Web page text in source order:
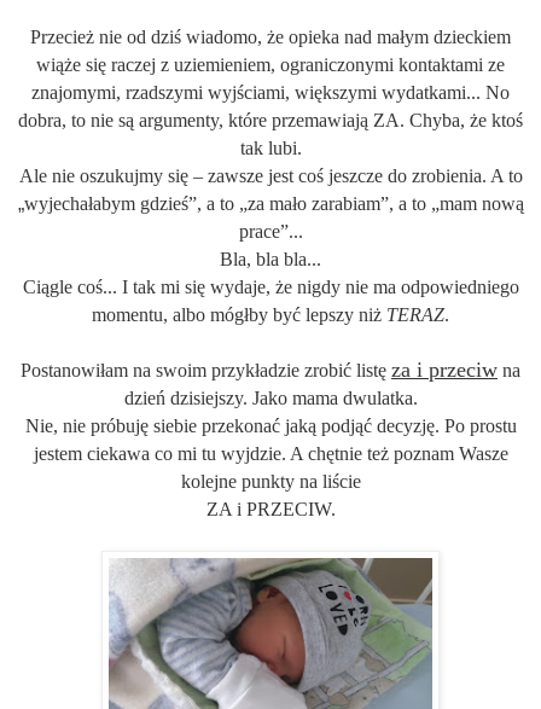
Przecież nie od dziś wiadomo, że opieka nad małym dzieckiem
wiąże się raczej z uziemieniem, ograniczonymi kontaktami ze
znajomymi, rzadszymi wyjściami, większymi wydatkami... No
dobra, to nie są argumenty, które przemawiają ZA. Chyba, że ktoś
tak lubi.
Ale nie oszukujmy się – zawsze jest coś jeszcze do zrobienia. A to
„wyjechałabym gdzieś”, a to „za mało zarabiam”, a to „mam nową
prace”...
Bla, bla bla...
Ciągle coś... I tak mi się wydaje, że nigdy nie ma odpowiedniego
momentu, albo mógłby być lepszy niż TERAZ.
Postanowiłam na swoim przykładzie zrobić listę za i przeciw na
dzień dzisiejszy. Jako mama dwulatka.
Nie, nie próbuję siebie przekonać jaką podjąć decyzję. Po prostu
jestem ciekawa co mi tu wyjdzie. A chętnie też poznam Wasze
kolejne punkty na liście
ZA i PRZECIW.